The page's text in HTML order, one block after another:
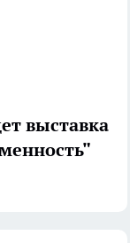
выставка